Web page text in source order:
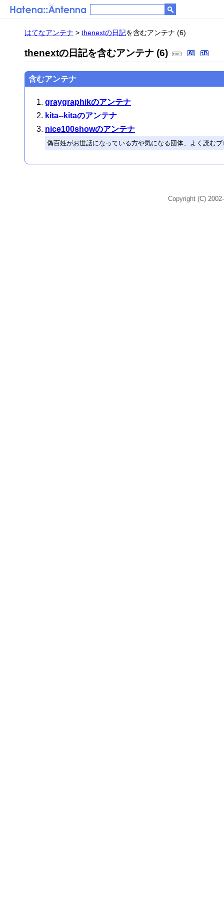
はてなアンテナ > thenextの日記を含むアンテナ (6)
thenextの日記を含むアンテナ (6)
含むアンテナ
graygraphikのアンテナ
kita--kitaのアンテナ
nice100showのアンテナ
偽百姓がお世話になっている方や気になる団体、よく読む
Copyright (C)